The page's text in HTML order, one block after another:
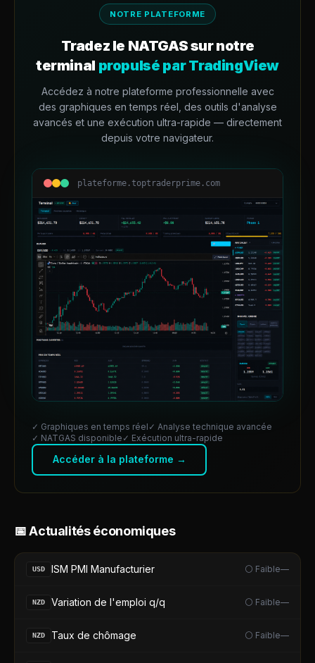
NOTRE PLATEFORME
Tradez le NATGASsur notre
terminal propulsé par TradingView
Accédez à notre plateforme professionnelle avec
des graphiques en temps réel, des outils d'analyse
avancés et une exécution ultra-rapide — directement
depuis votre navigateur.
plateforme.toptraderprime.com
✓ Graphiques en temps réel ✓ Analyse technique avancée
✓ NATGAS disponible ✓ Exécution ultra-rapide
Accéder à la plateforme →
📅 Actualités économiques
USD ISM PMI Manufacturier ⚪ Faible—
NZD Variation de l'emploi q/q ⚪ Faible—
NZD Taux de chômage ⚪ Faible—